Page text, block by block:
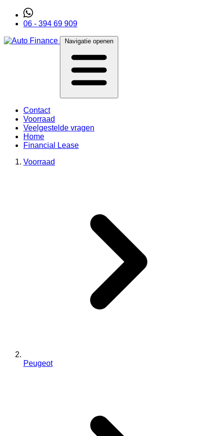
06 - 394 69 909
Navigatie openen
Contact
Voorraad
Veelgestelde vragen
Home
Financial Lease
Voorraad
Peugeot